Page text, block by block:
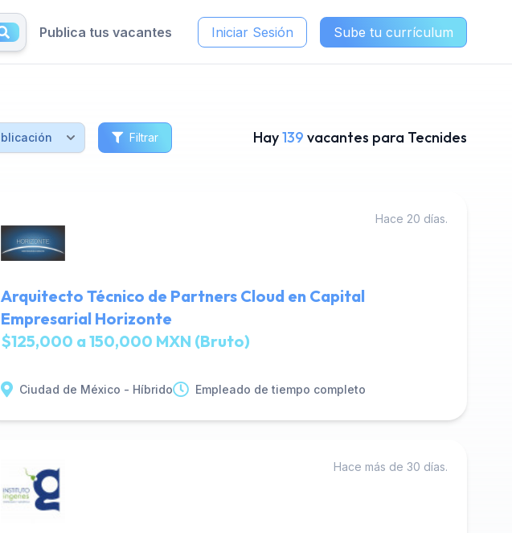
Publica tus vacantes Iniciar Sesión Sube tu currículum
Filtrar Hay139 vacantes para Tecnides
Hace 20 días.
Arquitecto Técnico de Partners Cloud en Capital
Empresarial Horizonte
$125,000 a 150,000 MXN (Bruto)
Ciudad de México - Híbrido Empleado de tiempo completo
Hace más de 30 días.